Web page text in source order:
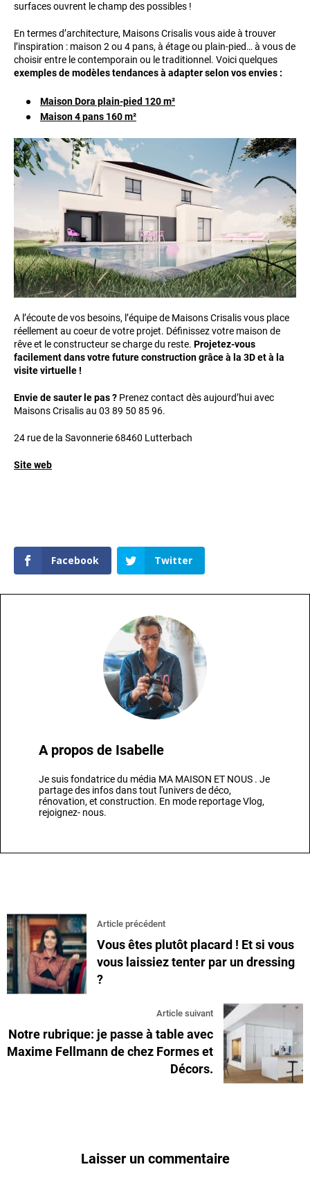
surfaces ouvrent le champ des possibles !
En termes d’architecture, Maisons Crisalis vous aide à trouver
l’inspiration : maison 2 ou 4 pans, à étage ou plain-pied… à vous de
choisir entre le contemporain ou le traditionnel. Voici quelques
exemples de modèles tendances à adapter selon vos envies :
Maison Dora plain-pied 120 m²
Maison 4 pans 160 m²
A l’écoute de vos besoins, l’équipe de Maisons Crisalis vous place
réellement au coeur de votre projet. Définissez votre maison de
rêve et le constructeur se charge du reste. Projetez-vous
facilement dans votre future construction grâce à la 3D et à la
visite virtuelle !
Envie de sauter le pas ? Prenez contact dès aujourd’hui avec
Maisons Crisalis au 03 89 50 85 96.
24 rue de la Savonnerie 68460 Lutterbach
Site web
Facebook Twitter
A propos de Isabelle
Je suis fondatrice du média MA MAISON ET NOUS . Je
partage des infos dans tout l'univers de déco,
rénovation, et construction. En mode reportage Vlog,
rejoignez- nous.
Article précédent
Vous êtes plutôt placard ! Et si vous
vous laissiez tenter par un dressing
?
Article suivant
Notre rubrique: je passe à table avec
Maxime Fellmann de chez Formes et
Décors.
Laisser un commentaire